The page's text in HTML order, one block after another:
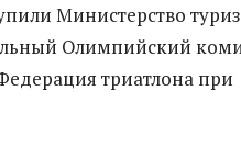
Министерство
Олимпийский
триатлона при